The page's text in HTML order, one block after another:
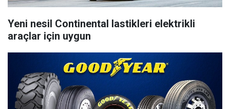
Yeni nesil Continental lastikleri elektrikli
araçlar için uygun